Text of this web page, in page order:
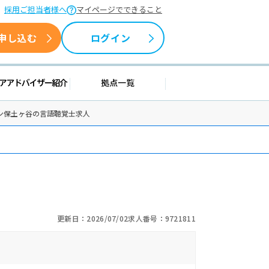
採用ご担当者様へ マイページでできること
し込む ログイン
情報 キャリアアドバイザー紹介拠点一覧
土ヶ谷の言語聴覚士求人
更新日：2026/07/02求人番号：9721811